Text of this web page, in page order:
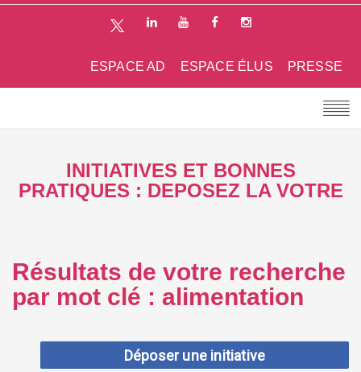
PRESSE
ESPACE ÉLUS
ESPACE AD
INITIATIVES ET BONNES
PRATIQUES : DEPOSEZ LA VOTRE
Résultats de votre recherche
par mot clé : alimentation
Déposer une initiative